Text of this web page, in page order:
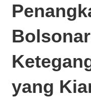
yang